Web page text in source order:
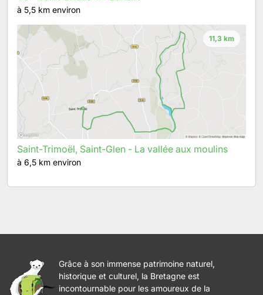
à 5,5 km environ
11,3 km
Saint-Trimoël, Saint-Glen - La vallée aux moulins
à 6,5 km environ
Grâce à son immense patrimoine naturel,
historique et culturel, la Bretagne est
incontournable pour les amoureux de la